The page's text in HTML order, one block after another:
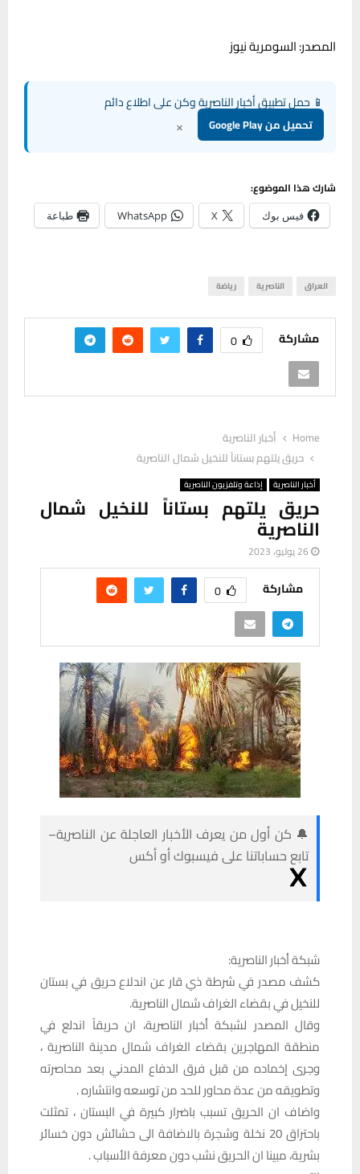
المصدر: السومرية نيوز
📱 حمل تطبيق أخبار الناصرية وكن على اطلاع دائم
تحميل من Google Play ×
شارك هذا الموضوع:
فيس بوك X
WhatsApp طباعة
العراق الناصرية رياضة
مشاركة 0
Home
أخبار الناصرية
حريق يلتهم بستاناً للنخيل شمال الناصرية
أخبار الناصرية إذاعة وتلفزيون الناصرية
حريق يلتهم بستاناً للنخيل شمال
الناصرية
26 يوليو، 2023
مشاركة 0
🔔 كن أول من يعرف الأخبار العاجلة عن الناصرية–
تابع حساباتنا على فيسبوك أو أكس
شبكة أخبار الناصرية:
كشف مصدر في شرطة ذي قار عن اندلاع حريق في بستان
للنخيل في بقضاء الغراف شمال الناصرية.
وقال المصدر لشبكة أخبار الناصرية، ان حريقاً اندلع في
منطقة المهاجرين بقضاء الغراف شمال مدينة الناصرية ،
وجرى إخماده من قبل فرق الدفاع المدني بعد محاصرته
وتطويقه من عدة محاور للحد من توسعه وانتشاره .
واضاف ان الحريق تسبب باضرار كبيرة في البستان ، تمثلت
باحتراق 20 نخلة وشجرة بالاضافة الى حشائش دون خسائر
بشرية، مبينا ان الحريق نشب دون معرفة الأسباب .